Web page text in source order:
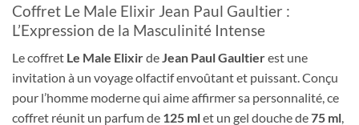
Coffret Le Male Elixir Jean Paul Gaultier :
L’Expression de la Masculinité Intense
Le coffret Le Male ElixirdeJean Paul Gaultierest une
invitation à un voyage olfactif envoûtant et puissant. Conçu
pour l’homme moderne qui aime affirmer sa personnalité, ce
coffret réunit un parfum de 125 mlet un gel douche de75 ml,